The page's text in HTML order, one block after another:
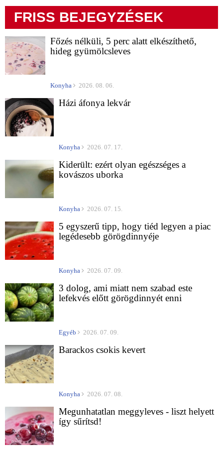
FRISS BEJEGYZÉSEK
Főzés nélküli, 5 perc alatt elkészíthető,
hideg gyümölcsleves
Konyha 2026. 08. 06.
Házi áfonya lekvár
Konyha 2026. 07. 17.
Kiderült: ezért olyan egészséges a
kovászos uborka
Konyha 2026. 07. 15.
5 egyszerű tipp, hogy tiéd legyen a piac
legédesebb görögdinnyéje
Konyha 2026. 07. 09.
3 dolog, ami miatt nem szabad este
lefekvés előtt görögdinnyét enni
Egyéb 2026. 07. 09.
Barackos csokis kevert
Konyha 2026. 07. 08.
Megunhatatlan meggyleves - liszt helyett
így sűrítsd!